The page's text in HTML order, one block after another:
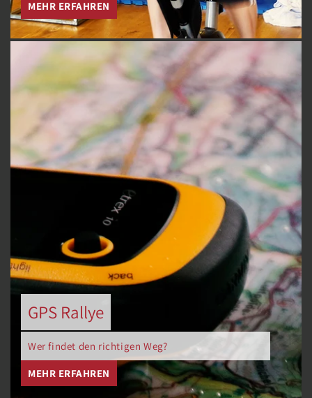
MEHR ERFAHREN
GPS Rallye
Wer findet den richtigen Weg?
MEHR ERFAHREN